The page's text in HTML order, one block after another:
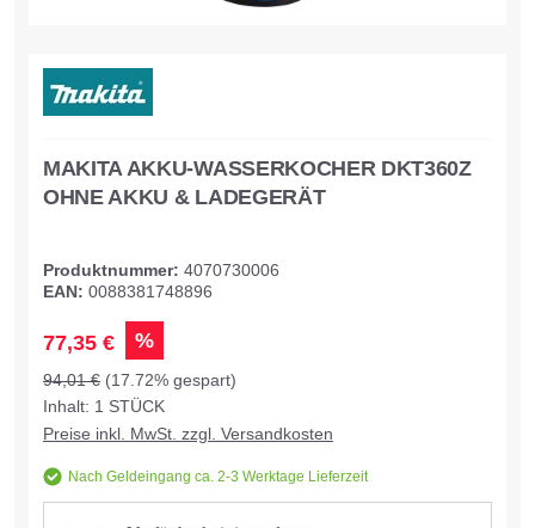
MAKITA AKKU-WASSERKOCHER DKT360Z
OHNE AKKU & LADEGERÄT
Produktnummer: 4070730006
EAN: 0088381748896
77,35 € %
94,01 € (17.72% gespart)
Inhalt: 1 STÜCK
Preise inkl. MwSt. zzgl. Versandkosten
Nach Geldeingang ca. 2-3 Werktage Lieferzeit